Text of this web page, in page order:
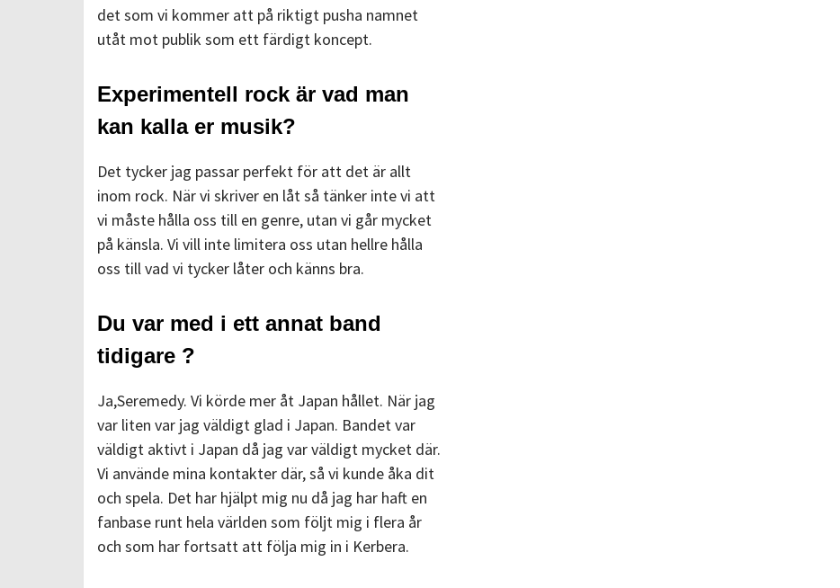
det som vi kommer att på riktigt pusha namnet
utåt mot publik som ett färdigt koncept.
Experimentell rock är vad man
kan kalla er musik?
Det tycker jag passar perfekt för att det är allt
inom rock. När vi skriver en låt så tänker inte vi att
vi måste hålla oss till en genre, utan vi går mycket
på känsla. Vi vill inte limitera oss utan hellre hålla
oss till vad vi tycker låter och känns bra.
Du var med i ett annat band
tidigare ?
Ja,Seremedy. Vi körde mer åt Japan hållet. När jag
var liten var jag väldigt glad i Japan. Bandet var
väldigt aktivt i Japan då jag var väldigt mycket där.
Vi använde mina kontakter där, så vi kunde åka dit
och spela. Det har hjälpt mig nu då jag har haft en
fanbase runt hela världen som följt mig i flera år
och som har fortsatt att följa mig in i Kerbera.